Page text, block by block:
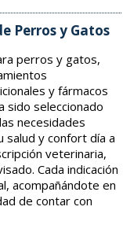
Perros y Gatos
perros y gatos,
y fármacos
sido seleccionado
necesidades
salud y confort día a
veterinaria,
Cada indicación
acompañándote en
de contar con